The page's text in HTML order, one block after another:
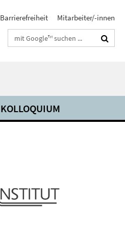
Barrierefreiheit Mitarbeiter/-innen
Suchbegriffe
KOLLOQUIUM